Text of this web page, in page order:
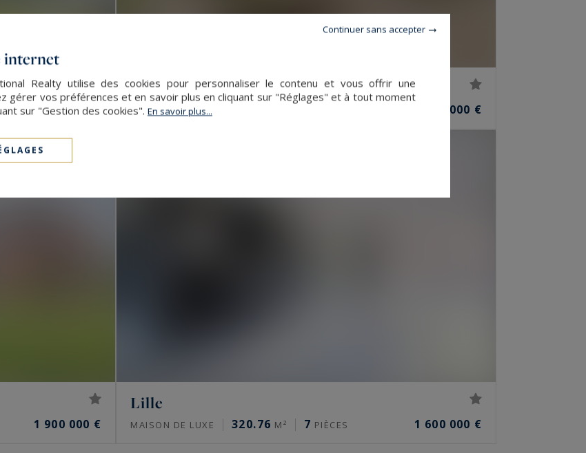
1 980 000 €
Marcq-en-Barœul
MAISON DE LUXE 307.55 9 1 970 000 €
1 900 000 €
Lille
MAISON DE LUXE 320.76 M² 7 PIÈCES 1 600 000 €
internet
Realty utilise des cookies pour personnaliser le contenu et vous offrir une
gérer vos préférences et en savoir plus en cliquant sur "Réglages" et à tout moment
sur "Gestion des cookies". En savoir plus...
Continuer sans accepter